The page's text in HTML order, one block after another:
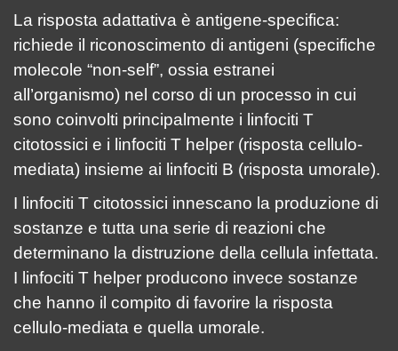
La risposta adattativa è antigene-specifica:
richiede il riconoscimento di antigeni (specifiche
molecole “non-self”, ossia estranei
all’organismo) nel corso di un processo in cui
sono coinvolti principalmente i linfociti T
citotossici e i linfociti T helper (risposta cellulo-
mediata) insieme ai linfociti B (risposta umorale).
I linfociti T citotossici innescano la produzione di
sostanze e tutta una serie di reazioni che
determinano la distruzione della cellula infettata.
I linfociti T helper producono invece sostanze
che hanno il compito di favorire la risposta
cellulo-mediata e quella umorale.